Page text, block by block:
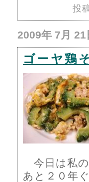
投
2009年 7月 21
ゴーヤ鶏
今日は私の
あと２０年